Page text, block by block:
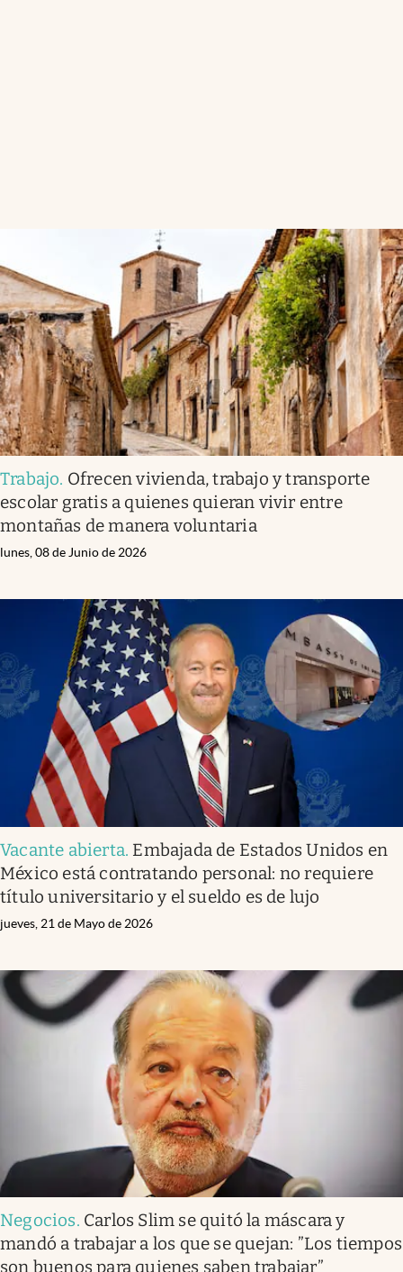
Trabajo. Ofrecen vivienda, trabajo y transporte
escolar gratis a quienes quieran vivir entre
montañas de manera voluntaria
lunes, 08 de Junio de 2026
Vacante abierta. Embajada de Estados Unidos en
México está contratando personal: no requiere
título universitario y el sueldo es de lujo
jueves, 21 de Mayo de 2026
Negocios. Carlos Slim se quitó la máscara y
mandó a trabajar a los que se quejan: ”Los tiempos
son buenos para quienes saben trabajar”